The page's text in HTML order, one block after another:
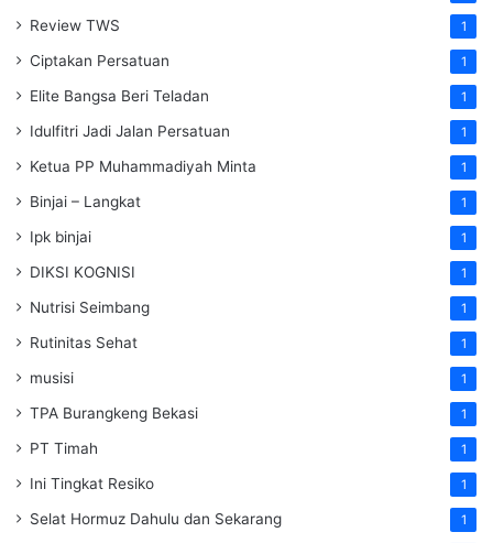
Review TWS 1
Ciptakan Persatuan 1
Elite Bangsa Beri Teladan 1
Idulfitri Jadi Jalan Persatuan 1
Ketua PP Muhammadiyah Minta 1
Binjai – Langkat 1
Ipk binjai 1
DIKSI KOGNISI 1
Nutrisi Seimbang 1
Rutinitas Sehat 1
musisi 1
TPA Burangkeng Bekasi 1
PT Timah 1
Ini Tingkat Resiko 1
Selat Hormuz Dahulu dan Sekarang 1